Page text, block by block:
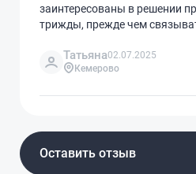
заинтересованы в решении
трижды, прежде чем
Татьяна02.07.2025
Кемерово
Оставить отзыв